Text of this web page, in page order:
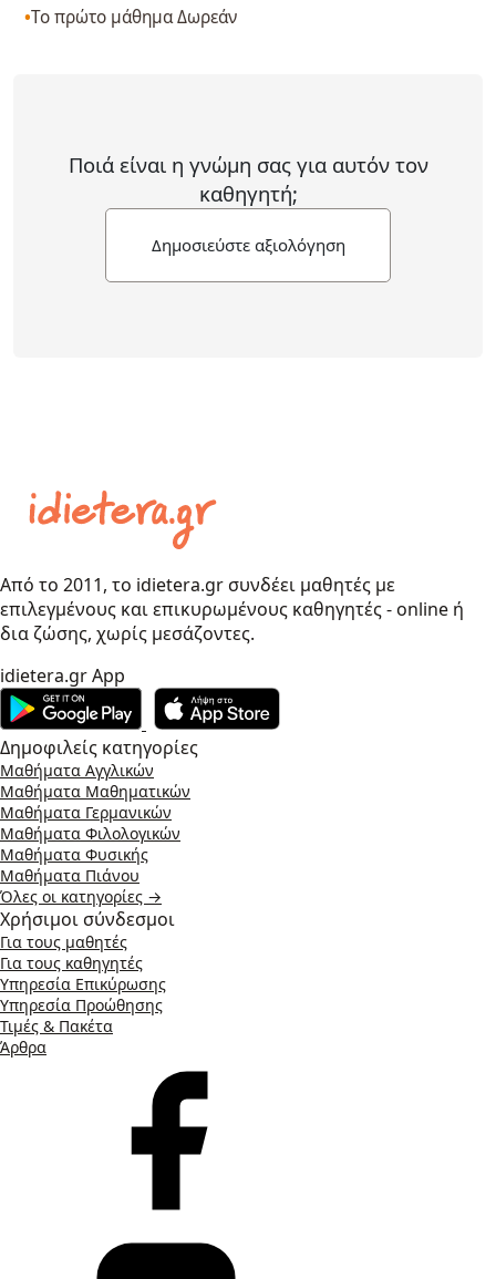
Το πρώτο μάθημα Δωρεάν
Ποιά είναι η γνώμη σας για αυτόν τον
καθηγητή;
Δημοσιεύστε αξιολόγηση
Από το 2011, το idietera.gr συνδέει μαθητές με
επιλεγμένους και επικυρωμένους καθηγητές - online ή
δια ζώσης, χωρίς μεσάζοντες.
idietera.gr App
Δημοφιλείς κατηγορίες
Μαθήματα Αγγλικών
Μαθήματα Μαθηματικών
Μαθήματα Γερμανικών
Μαθήματα Φιλολογικών
Μαθήματα Φυσικής
Μαθήματα Πιάνου
Όλες οι κατηγορίες →
Χρήσιμοι σύνδεσμοι
Για τους μαθητές
Για τους καθηγητές
Υπηρεσία Επικύρωσης
Υπηρεσία Προώθησης
Τιμές & Πακέτα
Άρθρα